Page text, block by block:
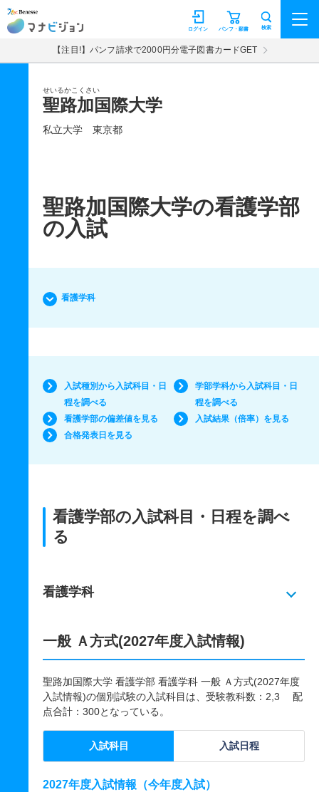
マナビジョン パンフ・願書
ログイン 検索
【注目!】パンフ請求で2000円分電子図書カードGET
せいるかこくさい
聖路加国際大学
私立大学 東京都
聖路加国際大学の看護学部
の入試
看護学科
入試種別から入試科目・日
程を調べる
学部学科から入試科目・日
程を調べる
看護学部の偏差値を見る
入試結果（倍率）を見る
合格発表日を見る
看護学部の入試科目・日程を調べ
る
看護学科
一般 Ａ方式(2027年度入試情報)
聖路加国際大学 看護学部 看護学科 一般 Ａ方式(2027年度
入試情報)の個別試験の入試科目は、受験教科数：2,3 配
点合計：300となっている。
入試科目 入試日程
2027年度入試情報（今年度入試）